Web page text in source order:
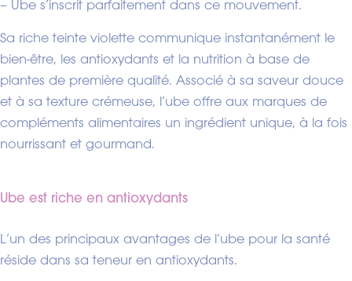
– Ube s’inscrit parfaitement dans ce mouvement.
Sa riche teinte violette communique instantanément le
bien-être, les antioxydants et la nutrition à base de
plantes de première qualité. Associé à sa saveur douce
et à sa texture crémeuse, l’ube offre aux marques de
compléments alimentaires un ingrédient unique, à la fois
nourrissant et gourmand.
Ube est riche en antioxydants
L’un des principaux avantages de l’ube pour la santé
réside dans sa teneur en antioxydants.